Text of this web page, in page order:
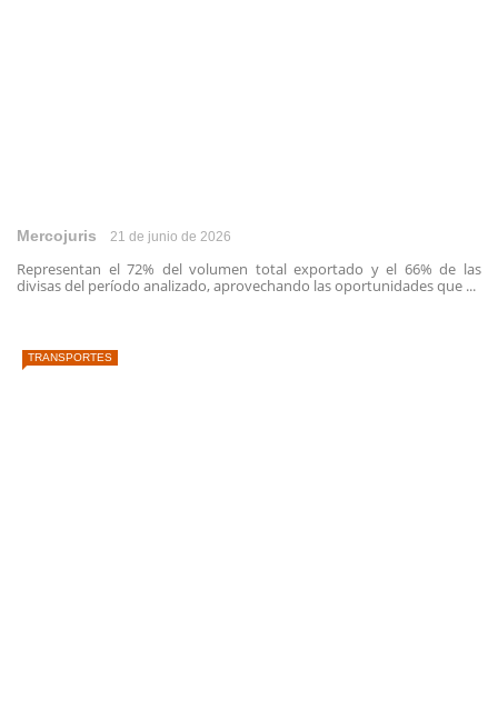
Mercojuris 21 de junio de 2026
Representan el 72% del volumen total exportado y el 66% de las
divisas del período analizado, aprovechando las oportunidades que ...
TRANSPORTES